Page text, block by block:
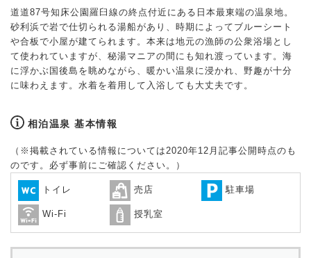
道道87号知床公園羅臼線の終点付近にある日本最東端の温泉地。
砂利浜で岩で仕切られる湯船があり、時期によってブルーシート
や合板で小屋が建てられます。本来は地元の漁師の公衆浴場とし
て使われていますが、秘湯マニアの間にも知れ渡っています。海
に浮かぶ国後島を眺めながら、暖かい温泉に浸かれ、野趣が十分
に味わえます。水着を着用して入浴しても大丈夫です。
相泊温泉 基本情報
（※掲載されている情報については2020年12月記事公開時点のも
のです。必ず事前にご確認ください。）
トイレ 売店 駐車場
Wi-Fi 授乳室